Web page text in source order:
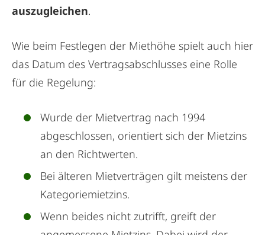
auszugleichen.
Wie beim Festlegen der Miethöhe spielt auch hier
das Datum des Vertragsabschlusses eine Rolle
für die Regelung:
Wurde der Mietvertrag nach 1994
abgeschlossen, orientiert sich der Mietzins
an den Richtwerten.
Bei älteren Mietverträgen gilt meistens der
Kategoriemietzins.
Wenn beides nicht zutrifft, greift der